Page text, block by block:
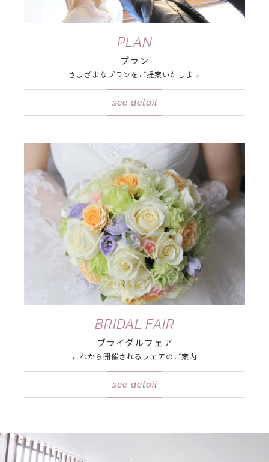
PLAN
プラン
さまざまなプランを ご提案いたします
see detail
BRIDAL FAIR
ブライダルフェア
これから開催される フェアのご案内
see detail